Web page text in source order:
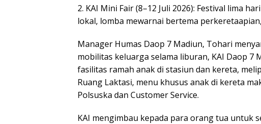
2. KAI Mini Fair (8–12 Juli 2026): Festival lima
lokal, lomba mewarnai bertema
Manager Humas Daop 7 Madiun, Tohari
mobilitas keluarga selama liburan, KAI Daop 7
fasilitas ramah anak di stasiun dan kereta,
Ruang Laktasi, menu khusus anak di kereta
Polsuska dan Customer Service.
KAI mengimbau kepada para orang tua untuk